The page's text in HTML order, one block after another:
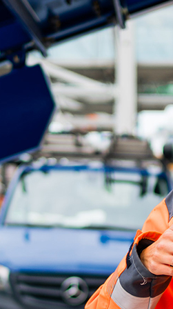
Center der HPA
aller